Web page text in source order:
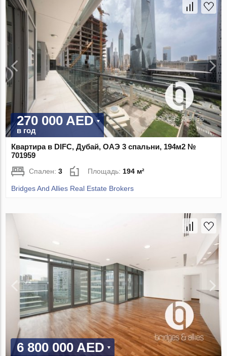
270 000 AED
в год
Квартира в DIFC, Дубай, ОАЭ 3 спальни, 194м2 №
701959
Спален:3 Площадь: 194 м²
Bridges And Allies Real Estate Brokers
6 800 000 AED